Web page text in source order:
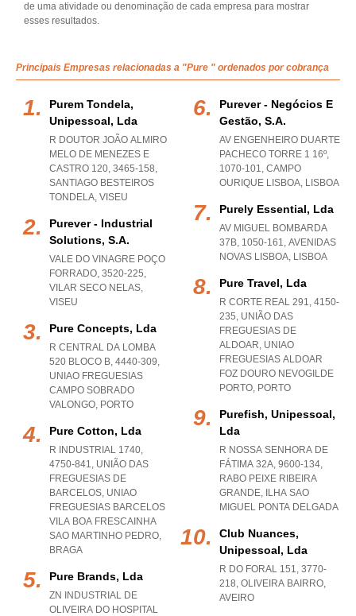
de uma atividade ou denominação de cada empresa para mostrar
esses resultados.
Principais Empresas relacionadas a "Pure " ordenados por cobrança
Purem Tondela,
Unipessoal, Lda
R DOUTOR JOÃO ALMIRO
MELO DE MENEZES E
CASTRO 120, 3465-158,
SANTIAGO BESTEIROS
TONDELA, VISEU
Purever - Industrial
Solutions, S.a.
VALE DO VINAGRE POÇO
FORRADO, 3520-225,
VILAR SECO NELAS,
VISEU
Pure Concepts, Lda
R CENTRAL DA LOMBA
520 BLOCO B, 4440-309,
UNIAO FREGUESIAS
CAMPO SOBRADO
VALONGO, PORTO
Pure Cotton, Lda
R INDUSTRIAL 1740,
4750-841, UNIÃO DAS
FREGUESIAS DE
BARCELOS, UNIAO
FREGUESIAS BARCELOS
VILA BOA FRESCAINHA
SAO MARTINHO PEDRO,
BRAGA
Pure Brands, Lda
ZN INDUSTRIAL DE
OLIVEIRA DO HOSPITAL
Purever - Negócios E
Gestão, S.a.
AV ENGENHEIRO DUARTE
PACHECO TORRE 1 16º,
1070-101, CAMPO
OURIQUE LISBOA, LISBOA
Purely Essential, Lda
AV MIGUEL BOMBARDA
37B, 1050-161, AVENIDAS
NOVAS LISBOA, LISBOA
Pure Travel, Lda
R CORTE REAL 291, 4150-
235, UNIÃO DAS
FREGUESIAS DE
ALDOAR, UNIAO
FREGUESIAS ALDOAR
FOZ DOURO NEVOGILDE
PORTO, PORTO
Purefish, Unipessoal,
Lda
R NOSSA SENHORA DE
FÁTIMA 32A, 9600-134,
RABO PEIXE RIBEIRA
GRANDE, ILHA SAO
MIGUEL PONTA DELGADA
Club Nuances,
Unipessoal, Lda
R DO FORAL 151, 3770-
218, OLIVEIRA BAIRRO,
AVEIRO